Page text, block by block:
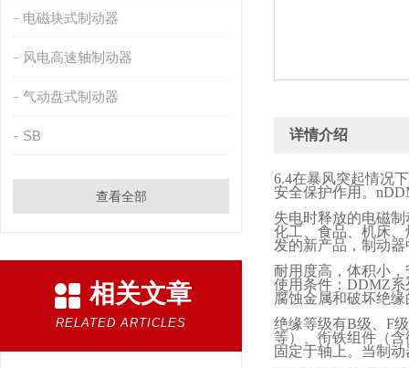
电磁块式制动器
风电高速轴制动器
气动盘式制动器
SB
查看全部
相关文章
RELATED ARTICLES
详情介绍
6.4在暴风突起情况
安全保护作用。
失电时释放的电磁
化工、食品、机床
发的新产品，制动
耐用度高，体积小
使用条件： DDMZ系
腐蚀金属和破坏绝
绝缘等级有B级、 F
等）、衔铁组件（
固定于轴上。当制